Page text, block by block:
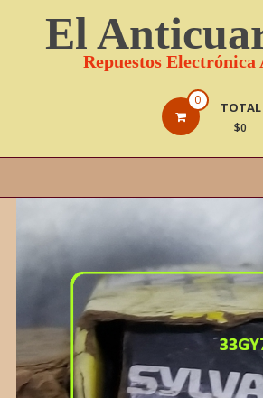
El
Repuestos Electrónica
0 TOTAL
$0